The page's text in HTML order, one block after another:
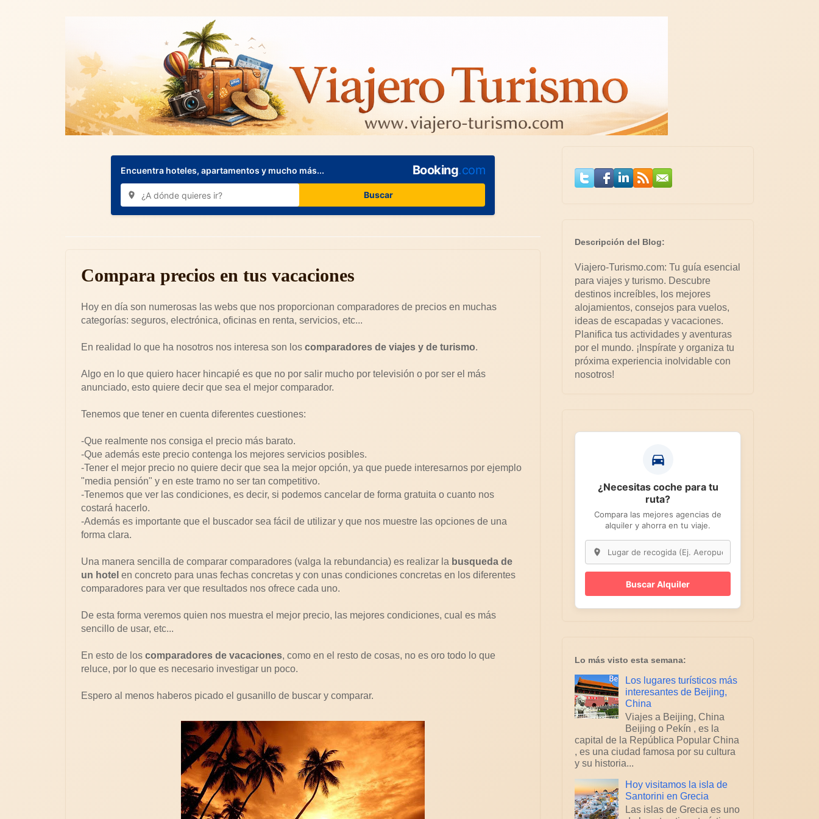
Encuentra hoteles, apartamentos y mucho más... Booking.com
Buscar
Compara precios en tus vacaciones
Hoy en día son numerosas las webs que nos proporcionan comparadores de precios en muchas
categorías: seguros, electrónica, oficinas en renta, servicios, etc...
En realidad lo que ha nosotros nos interesa son los comparadores de viajes y de turismo.
Algo en lo que quiero hacer hincapié es que no por salir mucho por televisión o por ser el más
anunciado, esto quiere decir que sea el mejor comparador.
Tenemos que tener en cuenta diferentes cuestiones:
-Que realmente nos consiga el precio más barato.
-Que además este precio contenga los mejores servicios posibles.
-Tener el mejor precio no quiere decir que sea la mejor opción, ya que puede interesarnos por ejemplo
"media pensión" y en este tramo no ser tan competitivo.
-Tenemos que ver las condiciones, es decir, si podemos cancelar de forma gratuita o cuanto nos
costará hacerlo.
-Además es importante que el buscador sea fácil de utilizar y que nos muestre las opciones de una
forma clara.
Una manera sencilla de comparar comparadores (valga la rebundancia) es realizar la busqueda de
un hotel en concreto para unas fechas concretas y con unas condiciones concretas en los diferentes
comparadores para ver que resultados nos ofrece cada uno.
De esta forma veremos quien nos muestra el mejor precio, las mejores condiciones, cual es más
sencillo de usar, etc...
En esto de los comparadores de vacaciones, como en el resto de cosas, no es oro todo lo que
reluce, por lo que es necesario investigar un poco.
Espero al menos haberos picado el gusanillo de buscar y comparar.
Descripción del Blog:
Viajero-Turismo.com: Tu guía esencial
para viajes y turismo. Descubre
destinos increíbles, los mejores
alojamientos, consejos para vuelos,
ideas de escapadas y vacaciones.
Planifica tus actividades y aventuras
por el mundo. ¡Inspírate y organiza tu
próxima experiencia inolvidable con
nosotros!
¿Necesitas coche para tu
ruta?
Compara las mejores agencias de
alquiler y ahorra en tu viaje.
Buscar Alquiler
Lo más visto esta semana:
Los lugares turísticos más
interesantes de Beijing,
China
Viajes a Beijing, China
Beijing o Pekín , es la
capital de la República Popular China
, es una ciudad famosa por su cultura
y su historia...
Hoy visitamos la isla de
Santorini en Grecia
Las islas de Grecia es uno